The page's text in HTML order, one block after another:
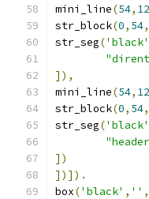
mini_line(54, 12
str_block(0, 54,
str_seg('black'
]),
mini_line(54, 12
str_block(0, 54,
str_seg('black'
])
])]).
box('black' , '' ,